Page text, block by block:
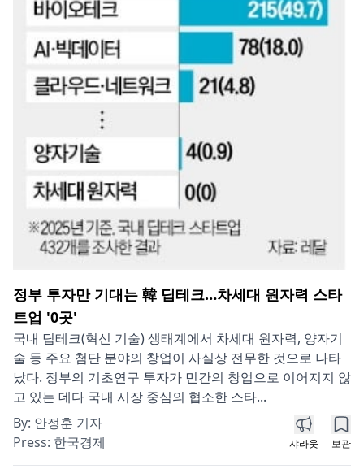
정부 투자만 기대는 韓 딥테크…차세대 원자력 스타
트업 '0곳'
국내 딥테크(혁신 기술) 생태계에서 차세대 원자력, 양자기
술 등 주요 첨단 분야의 창업이 사실상 전무한 것으로 나타
났다. 정부의 기초연구 투자가 민간의 창업으로 이어지지 않
고 있는 데다 국내 시장 중심의 협소한 스타...
By: 안정훈 기자
Press: 한국경제 샤라웃 보관